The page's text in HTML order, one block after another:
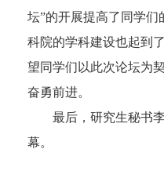
坛”的开展提高了同学
科院的学科建设也起到
望同学们以此次论坛为
奋勇前进。
最后，研究生秘书
幕。